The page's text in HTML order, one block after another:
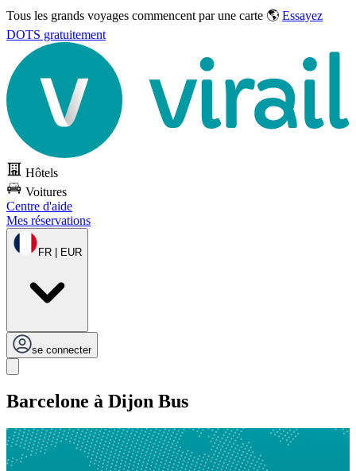
Tous les grands voyages commencent par une carte 🌎 Essayez
DOTS gratuitement
Hôtels
Voitures
Centre d'aide
Mes réservations
FR | EUR
se connecter
Barcelone à Dijon Bus